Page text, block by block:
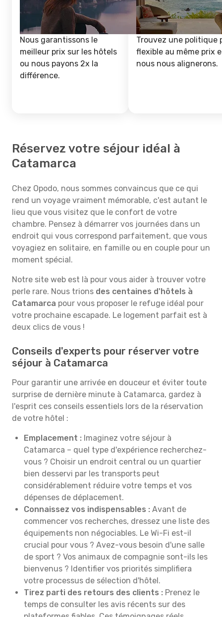
Nous garantissons le
meilleur prix sur les hôtels
ou nous payons 2x la
différence.
Trouvez une politique
flexible au même prix
nous nous alignerons.
Réservez votre séjour idéal à
Catamarca
Chez Opodo, nous sommes convaincus que ce qui
rend un voyage vraiment mémorable, c'est autant le
lieu que vous visitez que le confort de votre
chambre. Pensez à démarrer vos journées dans un
endroit qui vous correspond parfaitement, que vous
voyagiez en solitaire, en famille ou en couple pour un
moment spécial.
Notre site web est là pour vous aider à trouver votre
perle rare. Nous trions des centaines d'hôtels à
Catamarca pour vous proposer le refuge idéal pour
votre prochaine escapade. Le logement parfait est à
deux clics de vous !
Conseils d'experts pour réserver votre
séjour à Catamarca
Pour garantir une arrivée en douceur et éviter toute
surprise de dernière minute à Catamarca, gardez à
l'esprit ces conseils essentiels lors de la réservation
de votre hôtel :
Emplacement : Imaginez votre séjour à
Catamarca – quel type d'expérience recherchez-
vous ? Choisir un endroit central ou un quartier
bien desservi par les transports peut
considérablement réduire votre temps et vos
dépenses de déplacement.
Connaissez vos indispensables : Avant de
commencer vos recherches, dressez une liste des
équipements non négociables. Le Wi-Fi est-il
crucial pour vous ? Avez-vous besoin d'une salle
de sport ? Vos animaux de compagnie sont-ils les
bienvenus ? Identifier vos priorités simplifiera
votre processus de sélection d'hôtel.
Tirez parti des retours des clients : Prenez le
temps de consulter les avis récents sur des